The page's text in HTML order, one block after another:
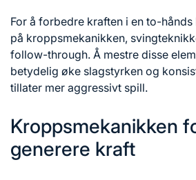
For å forbedre kraften i en to-
på kroppsmekanikken,
follow-through. Å mestre disse
betydelig øke slagstyrken og
tillater mer aggressivt spill.
Kroppsmekanikken
generere kraft